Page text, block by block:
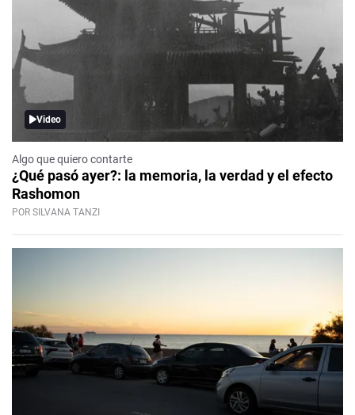
Video
Algo que quiero contarte
¿Qué pasó ayer?: la memoria, la verdad y el efecto
Rashomon
POR SILVANA TANZI